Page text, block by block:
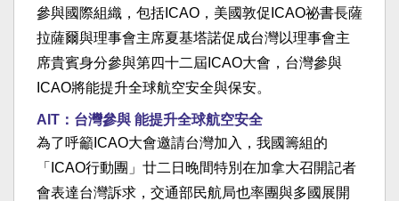
參與國際組織，包括ICAO，美國敦促ICAO祕書長薩
拉薩爾與理事會主席夏基塔諾促成台灣以理事會主
席貴賓身分參與第四十二屆ICAO大會，台灣參與
ICAO將能提升全球航空安全與保安。
AIT：台灣參與 能提升全球航空安全
為了呼籲ICAO大會邀請台灣加入，我國籌組的
「ICAO行動團」廿二日晚間特別在加拿大召開記者
會表達台灣訴求，交通部民航局也率團與多國展開